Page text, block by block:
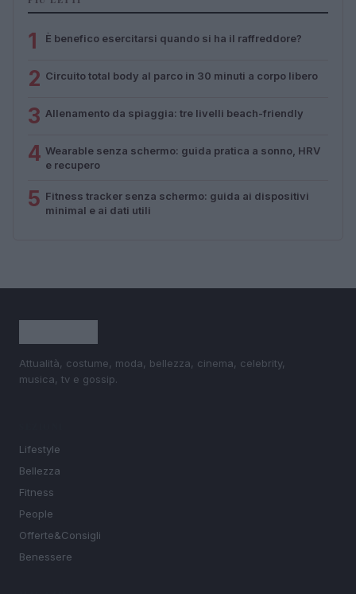
1 È benefico esercitarsi quando si ha il raffreddore?
2 Circuito total body al parco in 30 minuti a corpo libero
3 Allenamento da spiaggia: tre livelli beach-friendly
4 Wearable senza schermo: guida pratica a sonno, HRV
e recupero
5 Fitness tracker senza schermo: guida ai dispositivi
minimal e ai dati utili
Attualità, costume, moda, bellezza, cinema, celebrity,
musica, tv e gossip.
Lifestyle
Bellezza
Fitness
People
Offerte&Consigli
Benessere